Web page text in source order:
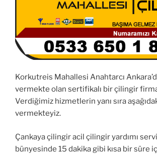
Korkutreis Mahallesi Anahtarcı
vermekte olan sertifikalı bir çilingir
Verdiğimiz hizmetlerin yanı sıra
vermekteyiz.
Çankaya çilingir acil çilingir yardımı
bünyesinde 15 dakika gibi kısa bir süre